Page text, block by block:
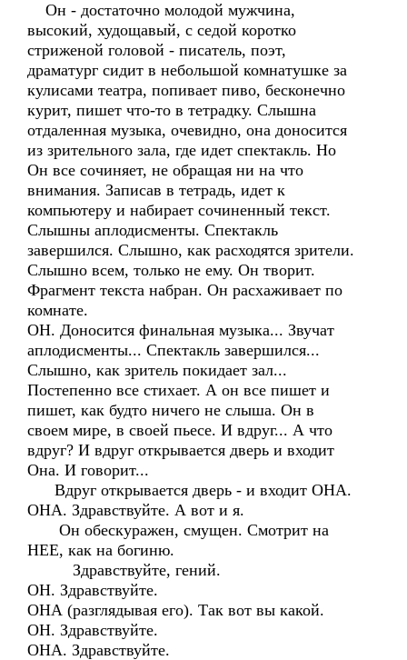
Он - достаточно молодой мужчина,
высокий, худощавый, с седой коротко
стриженой головой - писатель, поэт,
драматург сидит в небольшой комнатушке за
кулисами театра, попивает пиво, бесконечно
курит, пишет что-то в тетрадку. Слышна
отдаленная музыка, очевидно, она доносится
из зрительного зала, где идет спектакль. Но
Он все сочиняет, не обращая ни на что
внимания. Записав в тетрадь, идет к
компьютеру и набирает сочиненный текст.
Слышны аплодисменты. Спектакль
завершился. Слышно, как расходятся зрители.
Слышно всем, только не ему. Он творит.
Фрагмент текста набран. Он расхаживает по
комнате.
ОН. Доносится финальная музыка... Звучат
аплодисменты... Спектакль завершился...
Слышно, как зритель покидает зал...
Постепенно все стихает. А он все пишет и
пишет, как будто ничего не слыша. Он в
своем мире, в своей пьесе. И вдруг... А что
вдруг? И вдруг открывается дверь и входит
Она. И говорит...
Вдруг открывается дверь - и входит ОНА.
ОНА. Здравствуйте. А вот и я.
Он обескуражен, смущен. Смотрит на
НЕЕ, как на богиню.
Здравствуйте, гений.
ОН. Здравствуйте.
ОНА (разглядывая его). Так вот вы какой.
ОН. Здравствуйте.
ОНА. Здравствуйте.